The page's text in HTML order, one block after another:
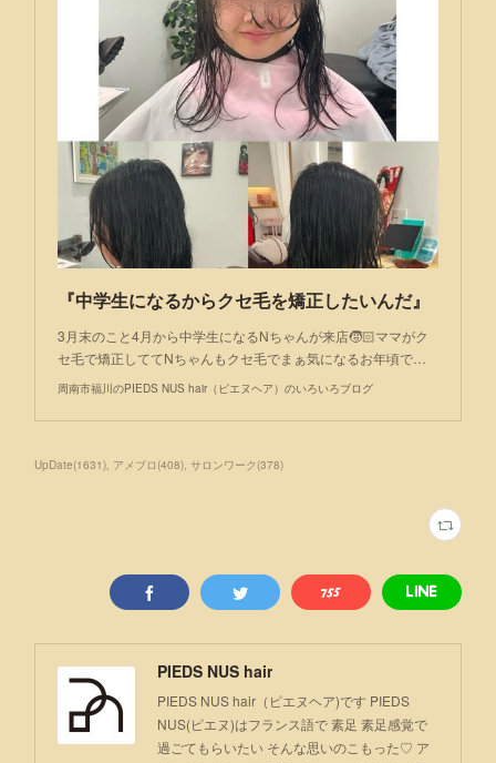
『中学生になるからクセ毛を矯正したいんだ』
3月末のこと4月から中学生になるNちゃんが来店🧒🏻ママがク
セ毛で矯正しててNちゃんもクセ毛でまぁ気になるお年頃で…
周南市福川のPIEDS NUS hair（ピエヌヘア）のいろいろブログ
UpDate(1631) アメブロ (408) サロンワーク (378)
PIEDS NUS hair
PIEDS NUS hair（ピエヌヘア)です PIEDS
NUS(ピエヌ)はフランス語で 素足 素足感覚で
過ごてもらいたい そんな思いのこもった♡ ア